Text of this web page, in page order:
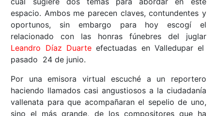
espacio. Ambos me parecen claves, contundentes y
oportunos, sin embargo para hoy escogí el
relacionado con las honras fúnebres del juglar
Leandro Díaz Duarte efectuadas en Valledupar el
pasado 24 de junio.
Por una emisora virtual escuché a un reportero
haciendo llamados casi angustiosos a la ciudadanía
vallenata para que acompañaran el sepelio de uno,
sino el más grande, de los compositores que ha